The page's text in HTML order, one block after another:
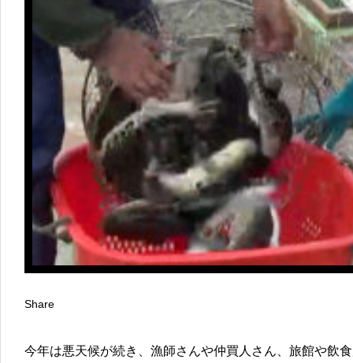
Share
今年は悪天候が続き、漁師さんや仲買人さん、旅館や飲